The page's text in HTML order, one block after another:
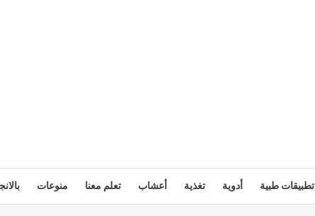
تطبيقات طبية أدوية تغذية أعشاب تعلم معنا منوعات